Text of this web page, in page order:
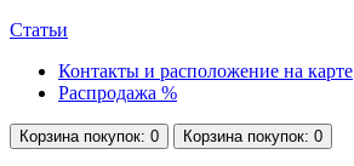
Статьи
Контакты и расположение на карте
Распродажа %
Корзина покупок: 0 Корзина покупок: 0